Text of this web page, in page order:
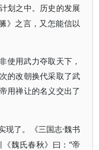
划之中。历史的发展
》之言，又怎能信以
使用武力夺取天下，
的改朝换代采取了武
用禅让的名义交出了
现了。《三国志·魏书
魏氏春秋》曰：“帝